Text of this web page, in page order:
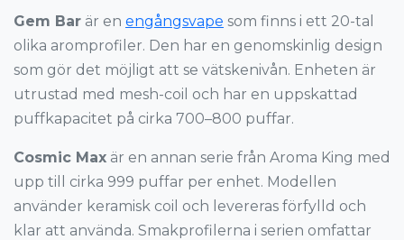
Gem Bar är en engångsvape som finns i ett 20-tal
olika aromprofiler. Den har en genomskinlig design
som gör det möjligt att se vätskenivån. Enheten är
utrustad med mesh-coil och har en uppskattad
puffkapacitet på cirka 700–800 puffar.
Cosmic Max är en annan serie från Aroma King med
upp till cirka 999 puffar per enhet. Modellen
använder keramisk coil och levereras förfylld och
klar att använda. Smakprofilerna i serien omfattar